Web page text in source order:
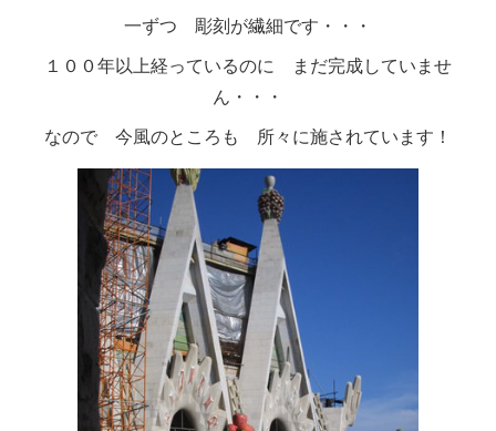
一ずつ 彫刻が繊細です・・・
１００年以上経っているのに まだ完成していませ
ん・・・
なので 今風のところも 所々に施されています！